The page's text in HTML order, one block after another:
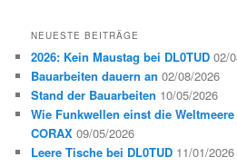
NEUESTE BEITRÄGE
2026: Kein Maustag bei DL0TUD 02/
Bauarbeiten dauern an 02/08/2026
Stand der Bauarbeiten 10/05/2026
Wie Funkwellen einst die
CORAX 09/05/2026
Leere Tische bei DL0TUD 11/01/2026